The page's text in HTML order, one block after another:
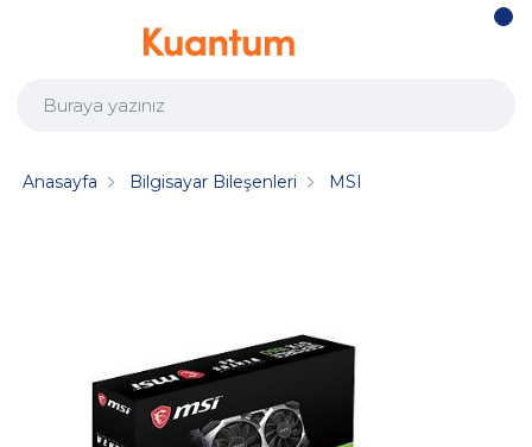
Anasayfa Bilgisayar Bileşenleri MSI